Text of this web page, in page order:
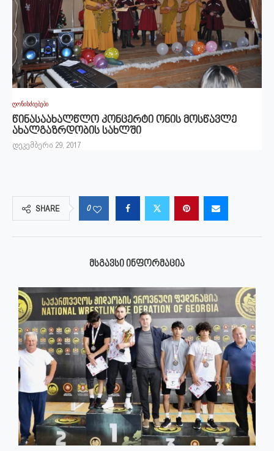
ღონისძიებები
წინასაახალწლო კონცერტი ონის მოსწავლე
ახალგაზრდობის სახლში
დეკემბერი 29, 2017
SHARE 0
ᲛᲡᲒᲐᲕᲡᲘ ᲘᲜᲤᲝᲠᲛᲐᲪᲘᲐ